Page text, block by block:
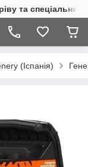
та спеціальних
(Іспанія)